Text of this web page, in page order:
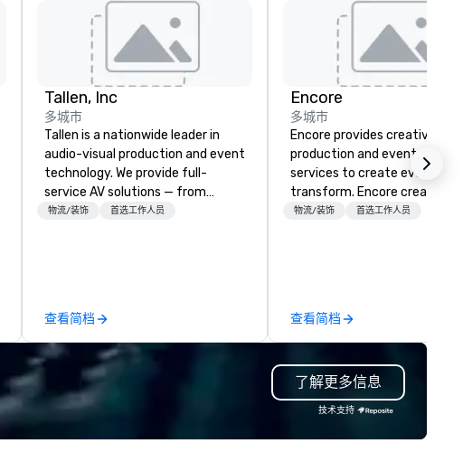
Tallen, Inc
多城市
Tallen is a nationwide leader in
audio-visual production and event
technology. We provide full-
service AV solutions — from
creative design and state-of-
coast network, we deliver
consistent, high-quality
experiences while helping clients
save time and costs. Trusted by
top organizations across all
life and ensures every event
物流/装饰 首选工作人员
查看简档
Encore
多城市
Encore provides creative,
production and event
services to create events
transform. Encore creates
memorable event
experts deliver real results
through strategy and
advanced technology, digital,
environmental, staging, and
digital solutions for hybrid,
and in-person events of any
物流/装饰 首选工作人员
查看简档
了解更多信息
技术支持